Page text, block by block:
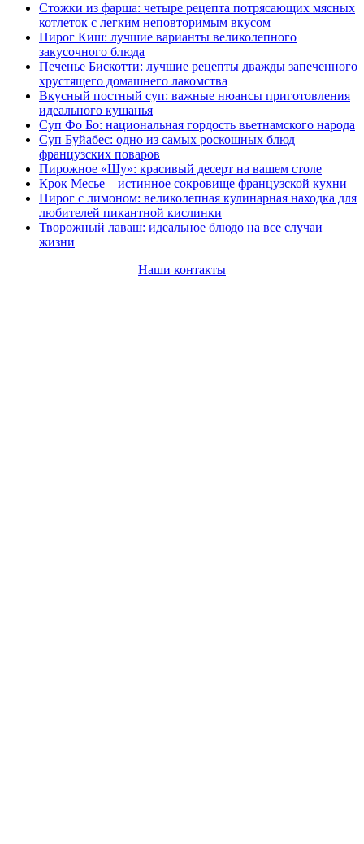
Стожки из фарша: четыре рецепта потрясающих мясных
котлеток с легким неповторимым вкусом
Пирог Киш: лучшие варианты великолепного
закусочного блюда
Печенье Бискотти: лучшие рецепты дважды запеченного
хрустящего домашнего лакомства
Вкусный постный суп: важные нюансы приготовления
идеального кушанья
Суп Фо Бо: национальная гордость вьетнамского народа
Суп Буйабес: одно из самых роскошных блюд
французских поваров
Пирожное «Шу»: красивый десерт на вашем столе
Крок Месье – истинное сокровище французской кухни
Пирог с лимоном: великолепная кулинарная находка для
любителей пикантной кислинки
Творожный лаваш: идеальное блюдо на все случаи
жизни
Наши контакты